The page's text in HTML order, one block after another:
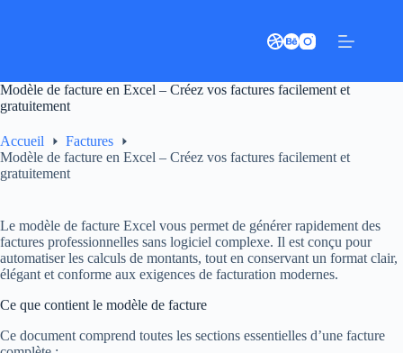
Modèle de facture en Excel – Créez vos factures facilement et
gratuitement
Accueil
Factures
Modèle de facture en Excel – Créez vos factures facilement et
gratuitement
Le modèle de facture Excel vous permet de générer rapidement des
factures professionnelles sans logiciel complexe. Il est conçu pour
automatiser les calculs de montants, tout en conservant un format clair,
élégant et conforme aux exigences de facturation modernes.
Ce que contient le modèle de facture
Ce document comprend toutes les sections essentielles d’une facture